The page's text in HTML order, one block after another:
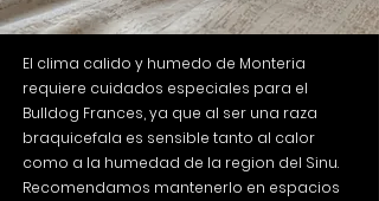
El clima calido y humedo de Monteria
requiere cuidados especiales para el
Bulldog Frances, ya que al ser una raza
braquicefala es sensible tanto al calor
como a la humedad de la region del Sinu.
Recomendamos mantenerlo en espacios